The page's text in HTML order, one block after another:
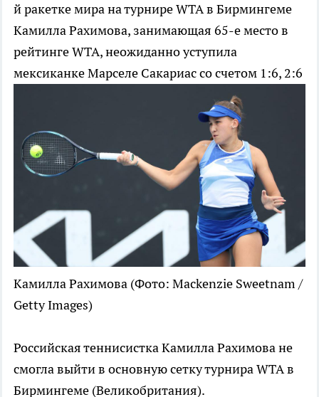
й ракетке мира на турнире WTA в Бирмингеме
Камилла Рахимова, занимающая 65-е место в
рейтинге WTA, неожиданно уступила
мексиканке Марселе Сакариас со счетом 1:6, 2:6
Камилла Рахимова (Фото: Mackenzie Sweetnam /
Getty Images)
Российская теннисистка Камилла Рахимова не
смогла выйти в основную сетку турнира WTA в
Бирмингеме (Великобритания).